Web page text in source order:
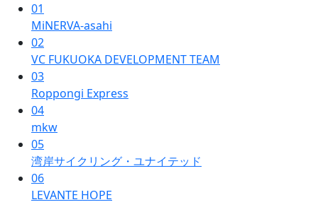
01
MiNERVA-asahi
02
VC FUKUOKA DEVELOPMENT TEAM
03
Roppongi Express
04
mkw
05
湾岸サイクリング・ユナイテッド
06
LEVANTE HOPE